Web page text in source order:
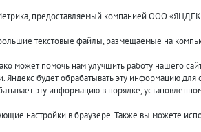
Оплата и доставка
О компании
Гарантия и сервис
Контакты
Помощь
предоставляемый компанией ООО
текстовые файлы, размещаемые на
может помочь нам улучшить работу нашего
будет обрабатывать эту информацию
эту информацию в порядке,
настройки в браузере. Также вы можете